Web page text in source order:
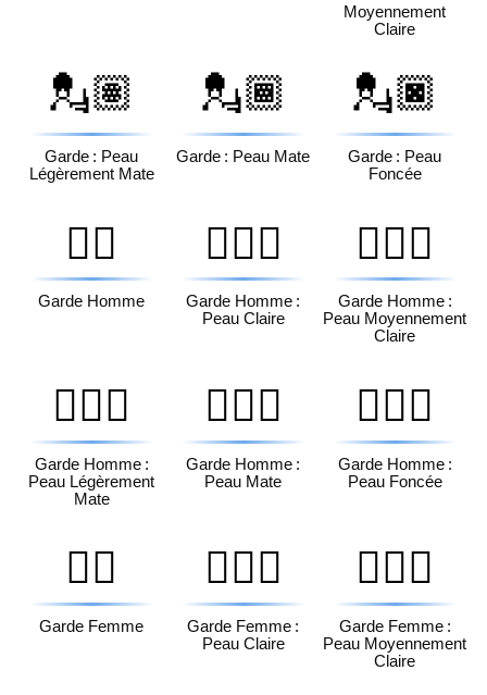
Moyennement
Claire
💂🏽
Garde : Peau
Légèrement Mate
💂🏾
Garde : Peau Mate
💂🏿
Garde : Peau
Foncée
💂‍♂️
Garde Homme
💂🏻‍♂️
Garde Homme :
Peau Claire
💂🏼‍♂️
Garde Homme :
Peau Moyennement
Claire
💂🏽‍♂️
Garde Homme :
Peau Légèrement
Mate
💂🏾‍♂️
Garde Homme :
Peau Mate
💂🏿‍♂️
Garde Homme :
Peau Foncée
💂‍♀️
Garde Femme
💂🏻‍♀️
Garde Femme :
Peau Claire
💂🏼‍♀️
Garde Femme :
Peau Moyennement
Claire